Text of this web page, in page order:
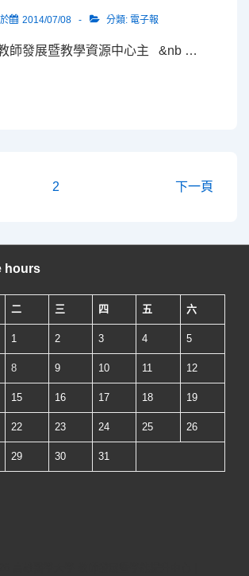
2014/07/08 分類: 電子報
師發展暨教學資源中心主 &nb …
2 下一頁
hours
二 三 四 五 六
1 2 3 4 5
8 9 10 11 12
15 16 17 18 19
22 23 24 25 26
29 30 31